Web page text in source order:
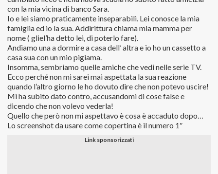
con la mia vicina di banco Sara.
Io e lei siamo praticamente inseparabili. Lei conosce la mia
famiglia ed io la sua. Addirittura chiama mia mamma per
nome ( gliel’ha detto lei, di poterlo fare).
Andiamo una a dormire a casa dell’ altra e io ho un cassetto a
casa sua con un mio pigiama.
Insomma, sembriamo quelle amiche che vedi nelle serie TV.
Ecco perché non mi sarei mai aspettata la sua reazione
quando l’altro giorno le ho dovuto dire che non potevo uscire!
Mi ha subito dato contro, accusandomi di cose false e
dicendo che non volevo vederla!
Quello che però non mi aspettavo è cosa è accaduto dopo…
Lo screenshot da usare come copertina è il numero 1″